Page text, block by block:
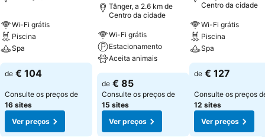
Wi-Fi grátis
Piscina
Spa
de € 104
Consulte os preços de
16 sites
Ver preços
Tânger, a 2.6 km de
Centro da cidade
Wi-Fi grátis
Estacionamento
Aceita animais
de € 85
Consulte os preços de
15 sites
Ver preços
Centro da cidade
Wi-Fi grátis
Piscina
Spa
de € 127
Consulte os preços
12 sites
Ver preços